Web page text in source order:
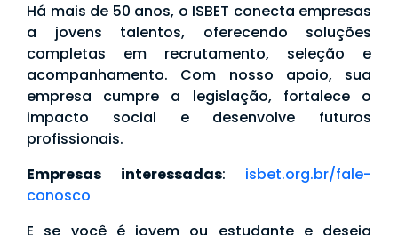
Há mais de 50 anos, o ISBET conecta empresas
a jovens talentos, oferecendo soluções
completas em recrutamento, seleção e
acompanhamento. Com nosso apoio, sua
empresa cumpre a legislação, fortalece o
impacto social e desenvolve futuros
profissionais.
Empresas interessadas: isbet.org.br/fale-
conosco